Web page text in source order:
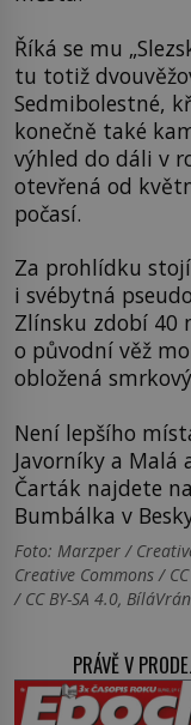
Říká se mu
tu totiž
Sedmibolestné,
konečně také
výhled do dáli v
otevřená od
počasí.
Za prohlídku
i svébytná
Zlínsku zdobí 40
o původní věž
obložená
Není lepšího
Javorníky a Malá
Čarták najdete
Bumbálka v
Foto: Marzper /
Creative Commons /
/ CC BY-SA 4.0,
PRÁVĚ V